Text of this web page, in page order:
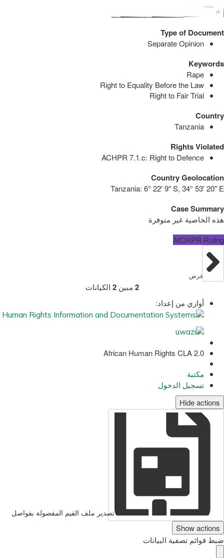
Type of Document
Separate Opinion
Keywords
Rape
Right to Equality Before the Law
Right to Fair Trial
Country
Tanzania
Rights Violated
ACHPR 7.1.c: Right to Defence
Country Geolocation
Tanzania: 6° 22′ 9″ S, 34° 53′ 20″ E
Case Summary
هذه الخاصية غير متوفرة
AfCHPR Ruling
عرض
2 مبين 2 الكيانات
أوازي من إعداد:
African Human Rights CLA 2.0
مكتبة
تسجيل الدخول
Hide actions
تصدير ملف القيم المفصولة بفواصل
Show actions
ضبط قوائم تصفية البيانات